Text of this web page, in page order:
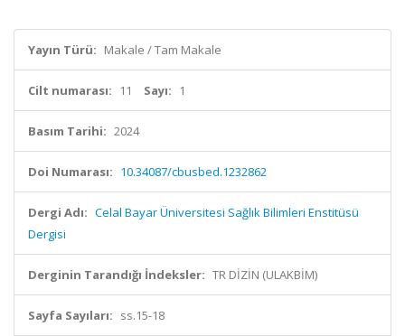
Yayın Türü: Makale / Tam Makale
Cilt numarası: 11 Sayı: 1
Basım Tarihi: 2024
Doi Numarası: 10.34087/cbusbed.1232862
Dergi Adı: Celal Bayar Üniversitesi Sağlık Bilimleri Enstitüsü
Dergisi
Derginin Tarandığı İndeksler: TR DİZİN (ULAKBİM)
Sayfa Sayıları: ss.15-18